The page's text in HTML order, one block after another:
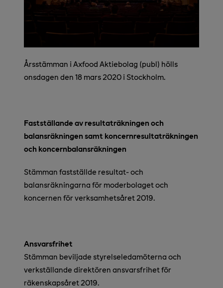
Årsstämman i Axfood Aktiebolag (publ) hölls
onsdagen den 18 mars 2020 i Stockholm.
Fastställande av resultaträkningen och
balansräkningen samt koncernresultaträkningen
och koncernbalansräkningen
Stämman fastställde resultat- och
balansräkningarna för moderbolaget och
koncernen för verksamhetsåret 2019.
Ansvarsfrihet
Stämman beviljade styrelseledamöterna och
verkställande direktören ansvarsfrihet för
räkenskapsåret 2019.